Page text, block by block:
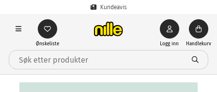
Kundeavis
Ønskeliste Logg inn Handlekurv